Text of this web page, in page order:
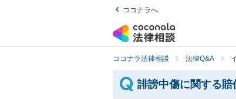
ココナラへ
ココナラ法律相談 法律Q&A
誹謗中傷に関する賠